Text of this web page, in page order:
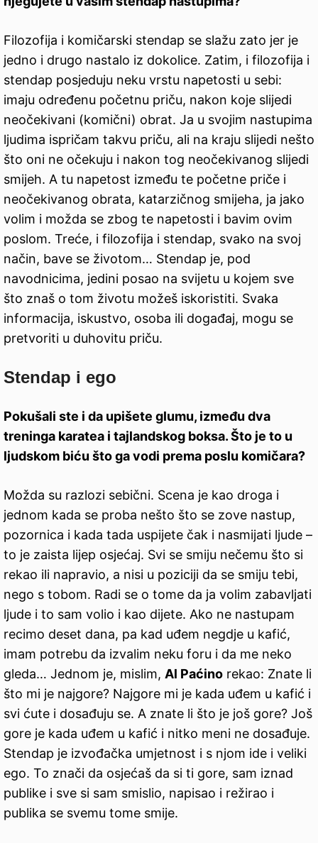
Filozofija i komičarski stendap se slažu zato jer je
jedno i drugo nastalo iz dokolice. Zatim, i filozofija i
stendap posjeduju neku vrstu napetosti u sebi:
imaju određenu početnu priču, nakon koje slijedi
neočekivani (komični) obrat. Ja u svojim nastupima
ljudima ispričam takvu priču, ali na kraju slijedi nešto
što oni ne očekuju i nakon tog neočekivanog slijedi
smijeh. A tu napetost između te početne priče i
neočekivanog obrata, katarzičnog smijeha, ja jako
volim i možda se zbog te napetosti i bavim ovim
poslom. Treće, i filozofija i stendap, svako na svoj
način, bave se životom… Stendap je, pod
navodnicima, jedini posao na svijetu u kojem sve
što znaš o tom životu možeš iskoristiti. Svaka
informacija, iskustvo, osoba ili događaj, mogu se
pretvoriti u duhovitu priču.
Stendap i ego
Pokušali ste i da upišete glumu, između dva
treninga karatea i tajlandskog boksa. Što je to u
ljudskom biću što ga vodi prema poslu komičara?
Možda su razlozi sebični. Scena je kao droga i
jednom kada se proba nešto što se zove nastup,
pozornica i kada tada uspijete čak i nasmijati ljude –
to je zaista lijep osjećaj. Svi se smiju nečemu što si
rekao ili napravio, a nisi u poziciji da se smiju tebi,
nego s tobom. Radi se o tome da ja volim zabavljati
ljude i to sam volio i kao dijete. Ako ne nastupam
recimo deset dana, pa kad uđem negdje u kafić,
imam potrebu da izvalim neku foru i da me neko
gleda… Jednom je, mislim, Al Paćino rekao: Znate li
što mi je najgore? Najgore mi je kada uđem u kafić i
svi ćute i dosađuju se. A znate li što je još gore? Još
gore je kada uđem u kafić i nitko meni ne dosađuje.
Stendap je izvođačka umjetnost i s njom ide i veliki
ego. To znači da osjećaš da si ti gore, sam iznad
publike i sve si sam smislio, napisao i režirao i
publika se svemu tome smije.